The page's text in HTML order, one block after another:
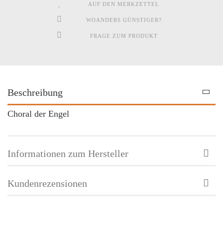
AUF DEN MERKZETTEL
WOANDERS GÜNSTIGER?
FRAGE ZUM PRODUKT
Beschreibung
Choral der Engel
Informationen zum Hersteller
Kundenrezensionen